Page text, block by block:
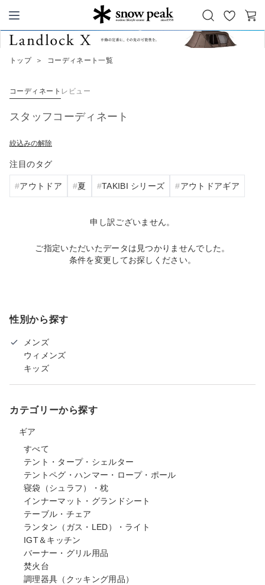
Snow Peak
お
気
カ
トップ ＞ コーディネート一覧
コーディネート レビュー
スタッフコーディネート
絞込みの解除
注目のタグ
アウトドア 夏 TAKIBI シリーズ アウトドアギア
申し訳ございません。
ご指定いただいたデータは見つかりませんでした。
条件を変更してお探しください。
性別から探す
メンズ
ウィメンズ
キッズ
カテゴリーから探す
ギア
すべて
テント・タープ・シェルター
テントペグ・ハンマー・ロープ・ポール
寝袋（シュラフ）・枕
インナーマット・グランドシート
テーブル・チェア
ランタン（ガス・LED）・ライト
IGT＆キッチン
バーナー・グリル用品
焚火台
調理器具（クッキング用品）